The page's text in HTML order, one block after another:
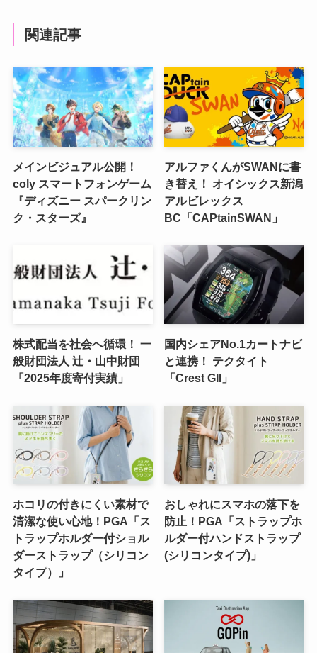
関連記事
メインビジュアル公開！
coly スマートフォンゲーム
『ディズニー スパークリン
ク・スターズ』
アルファくんがSWANに書
き替え！ オイシックス新潟
アルビレックス
BC「CAPtainSWAN」
株式配当を社会へ循環！ 一
般財団法人 辻・山中財団
「2025年度寄付実績」
国内シェアNo.1カートナビ
と連携！ テクタイト
「Crest GII」
ホコリの付きにくい素材で
清潔な使い心地！PGA「ス
トラップホルダー付ショル
ダーストラップ（シリコン
タイプ）」
おしゃれにスマホの落下を
防止！PGA「ストラップホ
ルダー付ハンドストラップ
(シリコンタイプ)」